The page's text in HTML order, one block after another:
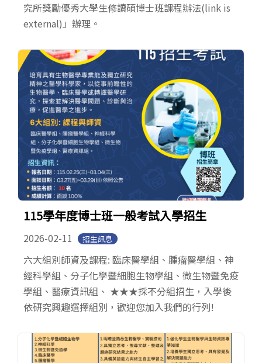
究所獎勵優秀大學生修讀碩博士班課程辦法(link is
external)」辦理。
115學年度博士班一般考試入學招生
2026-02-11 招生訊息
六大組別師資及課程: 臨床醫學組、腫瘤醫學組、神
經科學組、分子化學暨細胞生物學組、微生物暨免疫
學組、醫療資訊組、 ★★★採不分組招生，入學後
依研究興趣選擇組別，歡迎您加入我們的行列!